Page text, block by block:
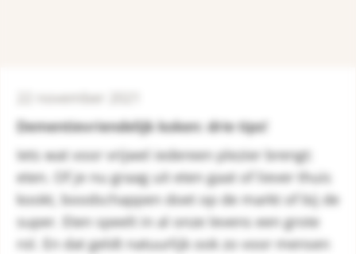
Dementievriendelijk koken: drie tips!
22 november 2021
Iets wat voor vrijwel iedereen plezier brengt:
eten. Of je nu graag uit eten gaat of liever thuis
kookt, boodschappen doet op de markt of bij de
super. Eten speelt in al onze levens een grote
rol. En dat geldt natuurlijk ook zo voor mensen